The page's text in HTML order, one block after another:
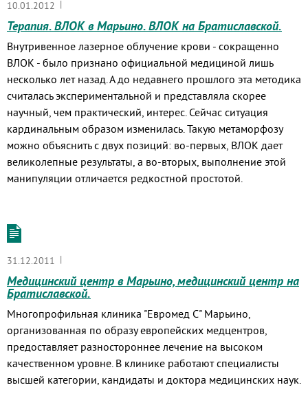
10.01.2012 |
Терапия. ВЛОК в Марьино. ВЛОК на Братиславской.
Внутривенное лазерное облучение крови - сокращенно
ВЛОК - было признано официальной медициной лишь
несколько лет назад. А до недавнего прошлого эта методика
считалась экспериментальной и представляла скорее
научный, чем практический, интерес. Сейчас ситуация
кардинальным образом изменилась. Такую метаморфозу
можно объяснить с двух позиций: во-первых, ВЛОК дает
великолепные результаты, а во-вторых, выполнение этой
манипуляции отличается редкостной простотой.
31.12.2011 |
Медицинский центр в Марьино, медицинский центр на
Братиславской.
Многопрофильная клиника "Евромед С" Марьино,
организованная по образу европейских медцентров,
предоставляет разностороннее лечение на высоком
качественном уровне. В клинике работают специалисты
высшей категории, кандидаты и доктора медицинских наук.